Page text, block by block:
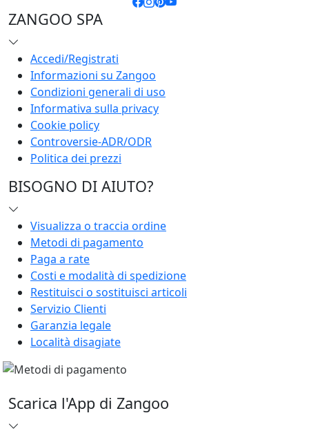
ZANGOO SPA
Accedi/Registrati
Informazioni su Zangoo
Condizioni generali di uso
Informativa sulla privacy
Cookie policy
Controversie-ADR/ODR
Politica dei prezzi
BISOGNO DI AIUTO?
Visualizza o traccia ordine
Metodi di pagamento
Paga a rate
Costi e modalità di spedizione
Restituisci o sostituisci articoli
Servizio Clienti
Garanzia legale
Località disagiate
Scarica l'App di Zangoo